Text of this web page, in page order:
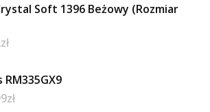
Soft 1396 Beżowy (Rozmiar
zł
RM335GX9
zł